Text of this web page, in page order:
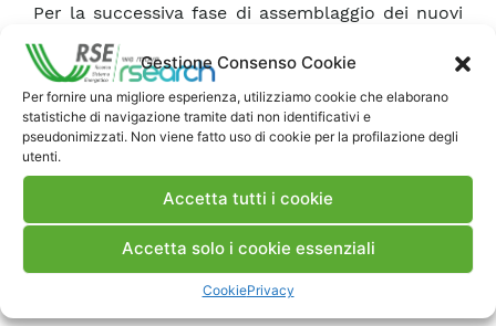
Gestione Consenso Cookie
Per fornire una migliore esperienza, utilizziamo cookie che elaborano
statistiche di navigazione tramite dati non identificativi e
pseudonimizzati. Non viene fatto uso di cookie per la profilazione degli
utenti.
Accetta tutti i cookie
Accetta solo i cookie essenziali
CookiePrivacy
Per la successiva fase di assemblaggio dei nuovi
TV ottici per quadri della rete di distribuzione si
prevede di utilizzare un allineamento attivo dei
vari componenti ottici in modo da ovviare al
disallineamento riscontrato in questo primo
prototipo.
Commenti